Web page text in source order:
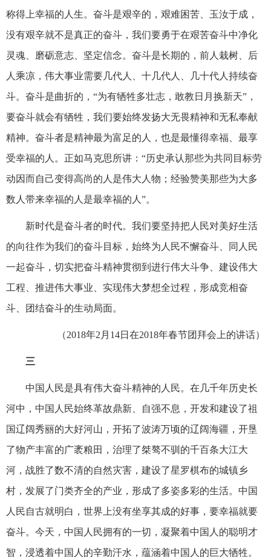
称得上幸福的人生。奋斗是艰辛的，艰难困苦、玉汝于成，
没有艰辛就不是真正的奋斗，我们要勇于在艰苦奋斗中净化
灵魂、磨砺意志、坚定信念。奋斗是长期的，前人栽树、后
人乘凉，伟大事业需要几代人、十几代人、几十代人持续奋
斗。奋斗是曲折的，“为有牺牲多壮志，敢教日月换新天”，
要奋斗就会有牺牲，我们要始终发扬大无畏精神和无私奉献
精神。奋斗者是精神最为富足的人，也是最懂得幸福、最享
受幸福的人。正如马克思所讲：“历史承认那些为共同目标劳
动因而自己变得高尚的人是伟大人物；经验赞美那些为大多
数人带来幸福的人是最幸福的人”。
新时代是奋斗者的时代。我们要坚持把人民对美好生活
的向往作为我们的奋斗目标，始终为人民不懈奋斗、同人民
一起奋斗，切实把奋斗精神贯彻到进行伟大斗争、建设伟大
工程、推进伟大事业、实现伟大梦想全过程，形成竞相奋
斗、团结奋斗的生动局面。
（2018年2月14日在2018年春节团拜会上的讲话）
三
中国人民是具有伟大奋斗精神的人民。在几千年历史长
河中，中国人民始终革故鼎新、自强不息，开发和建设了祖
国辽阔秀丽的大好河山，开拓了波涛万顷的辽阔海疆，开垦
了物产丰富的广袤粮田，治理了桀骜不驯的千百条大江大
河，战胜了数不清的自然灾害，建设了星罗棋布的城镇乡
村，发展了门类齐全的产业，形成了多姿多彩的生活。中国
人民自古就明白，世界上没有坐享其成的好事，要幸福就要
奋斗。今天，中国人民拥有的一切，凝聚着中国人的聪明才
智，浸透着中国人的辛勤汗水，蕴涵着中国人的巨大牺牲。